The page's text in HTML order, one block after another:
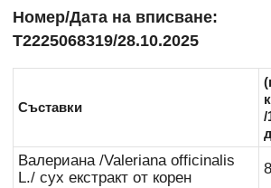
Номер/Дата на вписване:
Т2225068319/28.10.2025
Съставки
/
Валериана /Valeriana officinalis
L./ сух екстракт от корен